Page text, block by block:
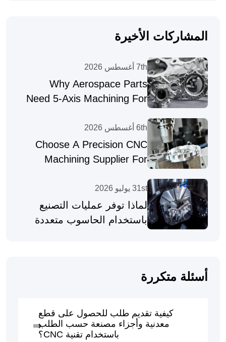
المشاركات الأخيرة
7th أغسطس 2026
Why Aerospace Parts
Need 5-Axis Machining For
6th أغسطس 2026
Choose A Precision CNC
Machining Supplier For
31st يوليو 2026
لماذا توفر عمليات التصنيع
باستخدام الحاسوب متعددة
أسئلة متكررة
كيفية تقديم طلب للحصول على قطع
معدنية وأجزاء مصنعة حسب الطلب
باستخدام تقنية CNC؟